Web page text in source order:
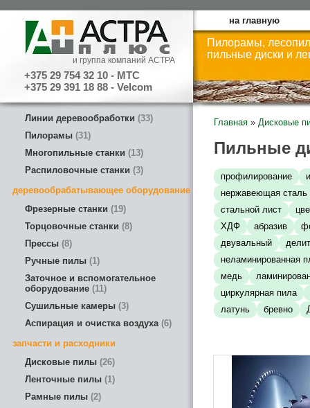
и группа компаний АСТРА
+375 29 754 32 10 - МТС
+375 29 391 18 88 - Velcom
на главную
Пилорамы,
пильные диски и
Линии деревообработки 33
Пилорамы 31
Многопильные станки
13
Распиловочные станки 3
деревообрабатывающее оборудование
Фрезерные станки
19
Торцовочные станки 8
Прессы 8
Ручные пилы 1
Заточное и вспомогательное
оборудование 11
Сушильные камеры 3
Аспирация и очистка воздуха 6
запчасти и расходники
Дисковые пилы 26
Ленточные пилы 1
Рамные пилы 2
Главная » Дисковые
Пильные
профилирование
нержавеющая сталь
стальной лист
ХДФ
абразив
двувальный
неламинированная
медь
циркулярная пила
латунь
бревно